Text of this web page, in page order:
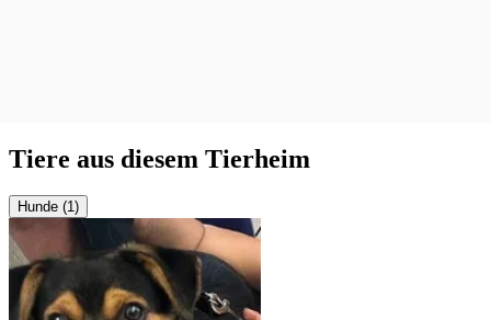
Tiere aus diesem Tierheim
Hunde (1)